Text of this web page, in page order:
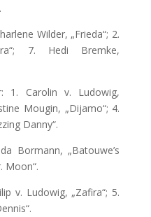
Wilder, „Frieda“; 2.
7. Hedi Bremke,
1. Carolin v. Ludowig,
Mougin, „Dijamo“; 4.
Danny“.
Bormann, „Batouwe’s
Moon“.
v. Ludowig, „Zafira“; 5.